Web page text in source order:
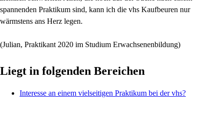
spannenden Praktikum sind, kann ich die vhs Kaufbeuren nur
wärmstens ans Herz legen.
(Julian, Praktikant 2020 im Studium Erwachsenenbildung)
Liegt in folgenden Bereichen
Interesse an einem vielseitigen Praktikum bei der vhs?